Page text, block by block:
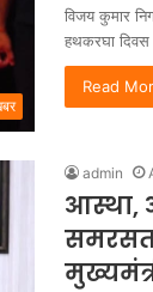
विजय कुमार
हथकरघा दिवस
Read
admin
आस्था,